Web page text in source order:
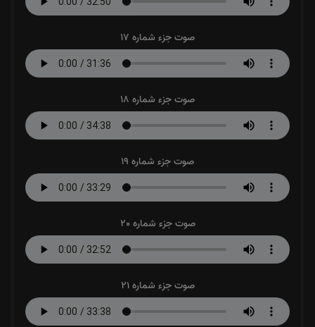
صوت جزء شماره 17
صوت جزء شماره 18
صوت جزء شماره 19
صوت جزء شماره 20
صوت جزء شماره 21